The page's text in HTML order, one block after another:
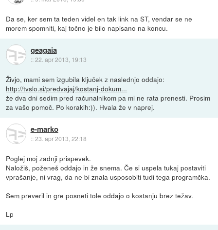
Da se, ker sem ta teden videl en tak link na ST, vendar se ne
morem spomniti, kaj točno je bilo napisano na koncu.
geagaia
::22. apr 2013, 19:13
Živjo, mami sem izgubila ključek z naslednjo oddajo:
http://tvslo.si/predvajaj/kostanj-dokum...
že dva dni sedim pred računalnikom pa mi ne rata prenesti. Prosim
za vašo pomoč. Po korakih:)). Hvala že v naprej.
e-marko
::23. apr 2013, 22:18
Poglej moj zadnji prispevek.
Naložiš, poženeš oddajo in že snema. Če si uspela tukaj postaviti
vprašanje, ni vrag, da ne bi znala usposobiti tudi tega programčka.
Sem preveril in gre posneti tole oddajo o kostanju brez težav.
Lp